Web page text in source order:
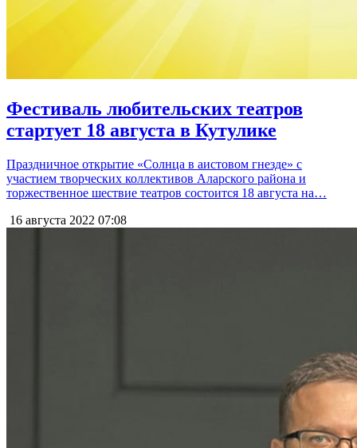
Фестиваль любительских театров
стартует 18 августа в Кутулике
Праздничное открытие «Солнца в аистовом гнезде» с
участием творческих коллективов Аларского района и
торжественное шествие театров состоится 18 августа на…
16 августа 2022 07:08